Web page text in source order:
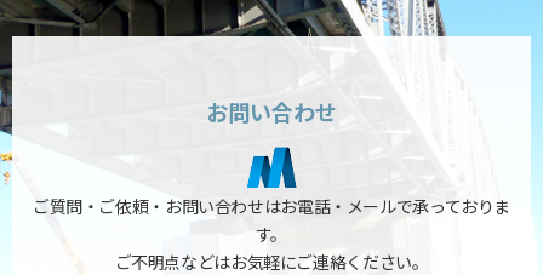
お問い合わせ
ご質問・ご依頼・お問い合わせはお電話・メールで承っておりま
す。
ご不明点などはお気軽にご連絡ください。